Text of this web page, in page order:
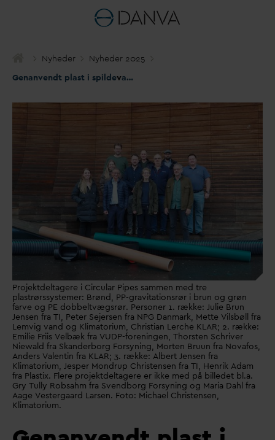
Nyheder
Nyheder 2025
Genanvendt plast i spildevandsrør kan halvere CO2 -aftrykket
Projektdeltagere i Circular Pipes sammen med tre
plastrørssystemer: Brønd, PP-gravitationsrør i brun og grøn
farve og PE dobbeltvægsrør. Personer 1. række: Julie Brun
Jensen fra TI, Peter Sejersen fra NPG Danmark, Mette Vilsbøll fra
Lemvig vand og Klimatorium, Christian Lerche KLAR; 2. række:
Emilie Friis Velbæk fra VUDP-foreningen, Thorsten Schriver
Niewald fra Skanderborg Forsyning, Morten Bruun fra Novafos,
Anders Valentin fra KLAR; 3. række: Albert Jensen fra
Klimatorium, Jesper Mondrup Christensen fra TI, Henrik Adam
fra Plastix. Flere projektdeltagere er ikke med på billedet bl.a.
Gry Tully Robsahm fra Svendborg Forsyning og Maria Dahl fra
Aage Vestergaard Larsen. Foto: Michael Christensen,
Klimatorium.